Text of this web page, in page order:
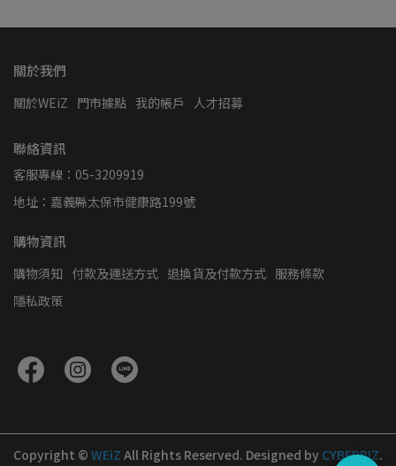
關於我們
關於WEiZ 門市據點 我的帳戶 人才招募
聯絡資訊
客服專線：05-3209919
地址：嘉義縣太保市健康路199號
購物資訊
購物須知 付款及運送方式 退換貨及付款方式 服務條款
隱私政策
Copyright © WEiZ All Rights Reserved. Designed by CYBERBIZ.